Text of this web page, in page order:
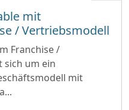
mit
/ Vertriebsmodell
Franchise /
sich um ein
mit